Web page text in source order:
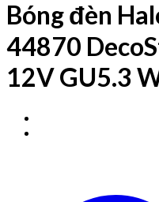
Bóng đèn
44870
12V GU5.3